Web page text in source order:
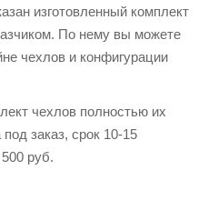
изготовленный комплект
По нему вы можете
чехлов и конфигурации
чехлов полностью их
под заказ, срок 10-15
руб.